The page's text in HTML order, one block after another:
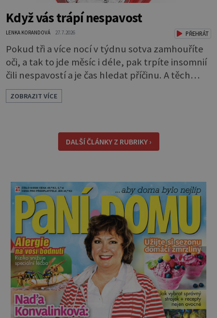
Když vás trápí nespavost
LENKA KORANDOVÁ 27.7.2026 PŘEHRÁT
Pokud tři a více nocí v týdnu sotva zamhouříte
oči, a tak to jde měsíc i déle, pak trpíte insomnií
čili nespavostí a je čas hledat příčinu. A těch
může být celá řada. Vlastně váš spánek může
rušit skoro cokoli. Nicméně některé důvody
pracujete na směny. Noční práce či jakékoli
nepřirozené bdě
ZOBRAZIT VÍCE
DALŠÍ ČLÁNKY Z RUBRIKY ›